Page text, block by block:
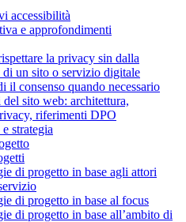
accessibilità
e approfondimenti
la privacy sin dalla
di un sito o servizio digitale
il consenso quando necessario
del sito web: architettura,
riferimenti DPO
strategia
di progetto in base agli attori
di progetto in base al focus
di progetto in base all’ambito di